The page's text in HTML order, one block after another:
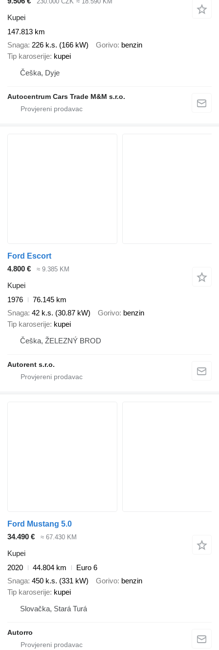
Kupei
147.813 km
Snaga 226 k.s. (166 kW) Gorivo benzin
Tip karoserije kupei
Češka, Dyje
Autocentrum Cars Trade M&M s.r.o.
Ford Escort
4.800 €
≈ 9.385 KM
Kupei
1976
76.145 km
Snaga 42 k.s. (30.87 kW) Gorivo benzin
Tip karoserije kupei
Češka, ŽELEZNÝ BROD
Autorent s.r.o.
Ford Mustang 5.0
34.490 €
≈ 67.430 KM
Kupei
2020
44.804 km
Euro 6
Snaga 450 k.s. (331 kW) Gorivo benzin
Tip karoserije kupei
Slovačka, Stará Turá
Autorro